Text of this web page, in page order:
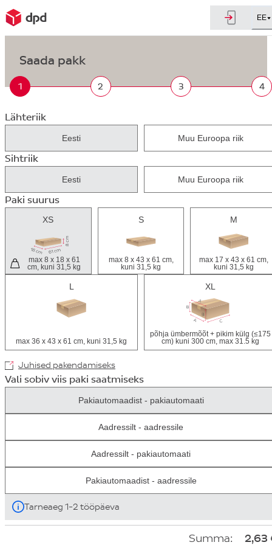
EE
Saada pakk
1 2 3 4
Lähteriik
Eesti Muu Euroopa riik
Sihtriik
Eesti Muu Euroopa riik
Paki suurus
XS
max 8 x 18 x 61
cm, kuni 31,5 kg
S
max 8 x 43 x 61 cm,
kuni 31,5 kg
M
max 17 x 43 x 61 cm,
kuni 31,5 kg
L
max 36 x 43 x 61 cm, kuni 31,5 kg
XL
põhja ümbermõõt + pikim külg (≤175
cm) kuni 300 cm, max 31.5 kg
Juhised pakendamiseks
Vali sobiv viis paki saatmiseks
Pakiautomaadist - pakiautomaati
Aadressilt - aadressile
Aadressilt - pakiautomaati
Pakiautomaadist - aadressile
Tarneaeg 1-2 tööpäeva
Summa: 2,63